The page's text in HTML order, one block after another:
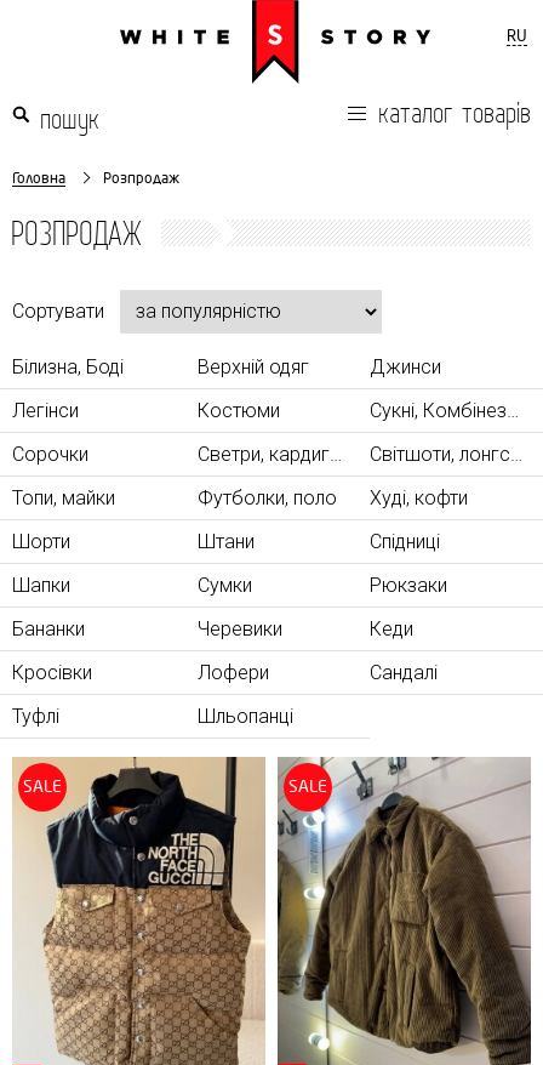
RU
каталог товарів
Головна Розпродаж
РОЗПРОДАЖ
Сортувати
Білизна, Боді Верхній одяг
Джинси
Легінси
Костюми
Сорочки
Светри, кардигани
Топи, майки
Футболки, поло
Худі, кофти
Шорти
Штани
Спідниці
Шапки
Сумки
Рюкзаки
Бананки
Черевики
Кеди
Кросівки
Лофери
Сандалі
Туфлі
Шльопанці
SALE SALE